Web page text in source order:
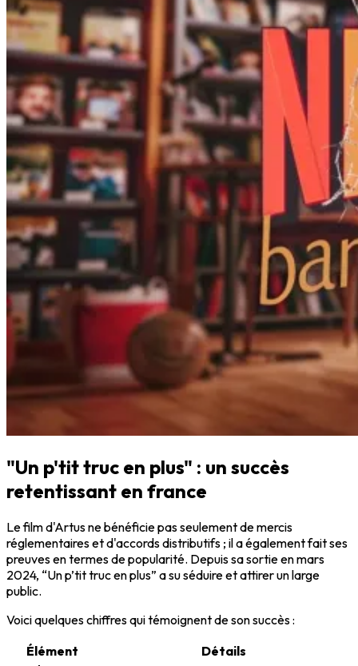
"Un p'tit truc en plus" : un succès
retentissant en france
Le film d'Artus ne bénéficie pas seulement de mercis
réglementaires et d'accords distributifs ; il a également fait ses
preuves en termes de popularité. Depuis sa sortie en mars
2024, “Un p’tit truc en plus” a su séduire et attirer un large
public.
Voici quelques chiffres qui témoignent de son succès :
Élément
Détails